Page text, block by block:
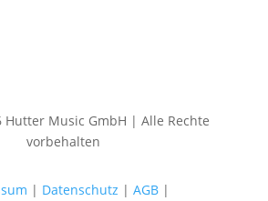
Hutter Music GmbH | Alle Rechte
vorbehalten
| Datenschutz | AGB|